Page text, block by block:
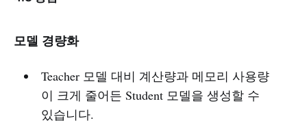
모델 경량화
Teacher 모델 대비 계산량과 메모리 사용량
이 크게 줄어든 Student 모델을 생성할 수
있습니다.